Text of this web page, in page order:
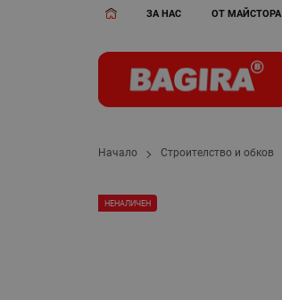
ЗА НАС ОТ МАЙСТОРА
Начало Строителство и обков
НЕНАЛИЧЕН